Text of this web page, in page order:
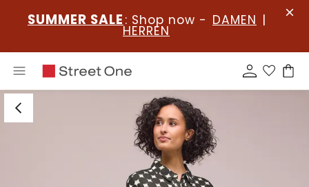
SUMMER SALE : Shop now - DAMEN |
HERREN